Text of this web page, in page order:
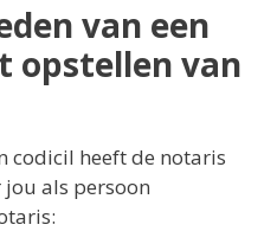
van een
opstellen van
codicil heeft de notaris
als persoon